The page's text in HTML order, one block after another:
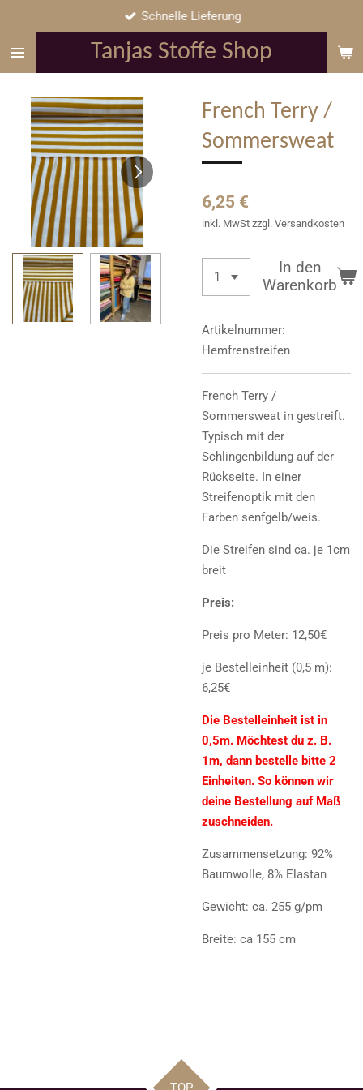
springen
Tanjas Stoffe Shop
Schnelle Lieferung
French Terry /
Sommersweat
6,25 €
inkl. MwSt zzgl. Versandkosten
In den
Warenkorb
Artikelnummer:
Hemfrenstreifen
French Terry /
Sommersweat in gestreift.
Typisch mit der
Schlingenbildung auf der
Rückseite. In einer
Streifenoptik mit den
Farben senfgelb/weis.
Die Streifen sind ca. je 1cm
breit
Preis:
Preis pro Meter: 12,50€
je Bestelleinheit (0,5 m):
6,25€
Die Bestelleinheit ist in
0,5m. Möchtest du z. B.
1m, dann bestelle bitte 2
Einheiten. So können wir
deine Bestellung auf Maß
zuschneiden.
Zusammensetzung: 92%
Baumwolle, 8% Elastan
Gewicht: ca. 255 g/pm
Breite: ca 155 cm
TOP